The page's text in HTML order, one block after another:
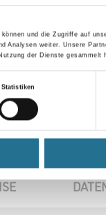
und die Zugriffe auf
Analysen weiter. Unsere
der Dienste gesammelt
Statistiken